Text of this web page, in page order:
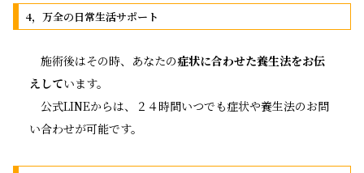
4，万全の日常生活サポート
施術後はその時、あなたの症状に合わせた養生法をお伝
えしています。
公式LINEからは、２４時間いつでも症状や養生法のお問
い合わせが可能です。